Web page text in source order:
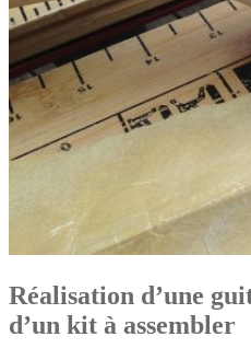
Réalisation d’une
d’un kit à assembler